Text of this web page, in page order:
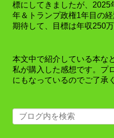
標にしてきましたが、2025
年＆トランプ政権1年目の
期待して、目標は年収250万
本文中で紹介している本な
私が購入した感想です。プ
にもなっているのでご了承